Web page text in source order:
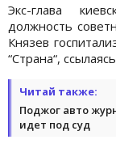
Экс-глава
должность
Князев
“Страна“,
Читай также:
Поджог авто
идет под суд